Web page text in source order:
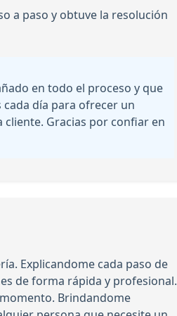
a paso y obtuve la resolución
en todo el proceso y que
día para ofrecer un
Gracias por confiar en
Explicandome cada paso de
de forma rápida y profesional.
Brindandome